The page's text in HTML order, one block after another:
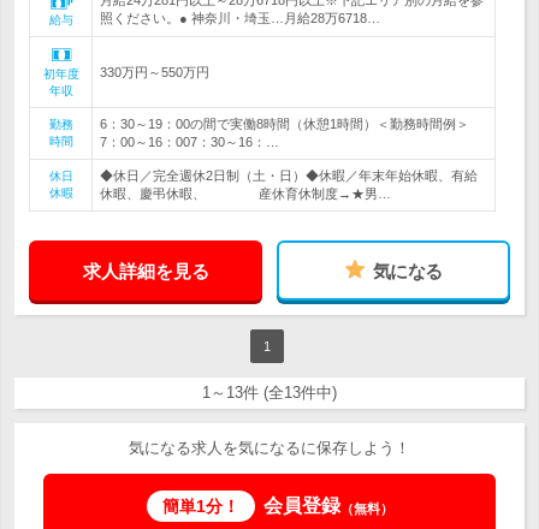
給与
照ください。● 神奈川・埼玉…月給28万6718…
初年度
年収
330万円～550万円
勤務
時間
6：30～19：00の間で実働8時間（休憩1時間）＜勤務時間例＞
7：00～16：007：30～16：…
休日
休暇
◆休日／完全週休2日制（土・日）◆休暇／年末年始休暇、有給
休暇、慶弔休暇、 産休育休制度→★男…
求人詳細を見る 気になる
1
1～13件 (全13件中)
気になる求人を気になるに保存しよう！
簡単1分！ 会員登録（無料）